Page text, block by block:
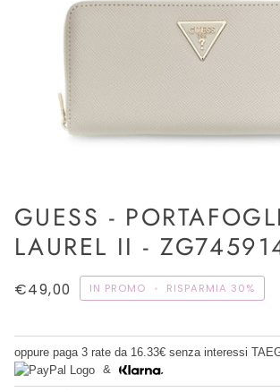
GUESS - PORTAFOGLI
LAUREL II -
€49,00 IN PROMO • RISPARMIA 30%
oppure paga 3 rate da 16.33€ senza interessi
&